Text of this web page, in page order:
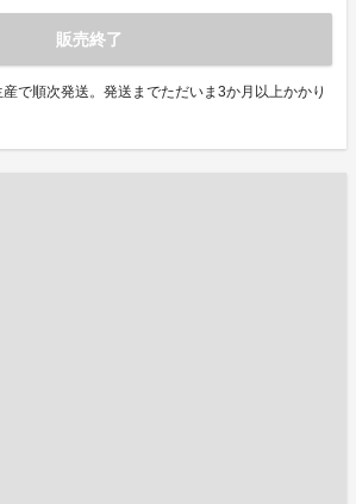
販売終了
で順次発送。発送までただいま3か月以上かかり